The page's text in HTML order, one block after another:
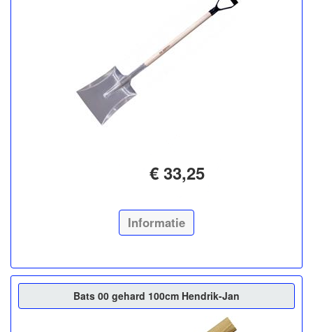
€ 33,25
Informatie
Bats 00 gehard 100cm Hendrik-Jan